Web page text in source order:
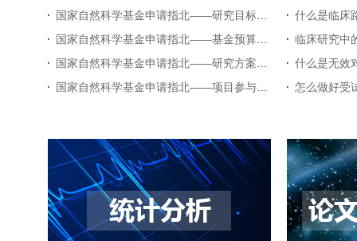
什么是临床
临床研究中
什么是无效
怎么做好受